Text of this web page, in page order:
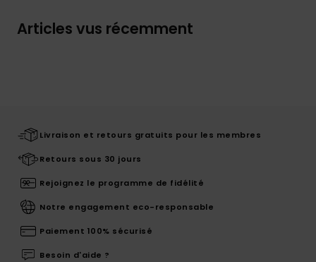
Articles vus récemment
Livraison et retours gratuits pour les membres
Retours sous 30 jours
Rejoignez le programme de fidélité
Notre engagement eco-responsable
Paiement 100% sécurisé
Besoin d'aide ?